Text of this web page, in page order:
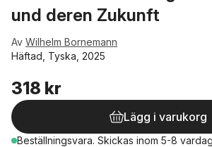
und deren Zukunft
Av Wilhelm Bornemann
Häftad, Tyska, 2025
318 kr
Lägg i varukorg
Beställningsvara. Skickas inom 5-8